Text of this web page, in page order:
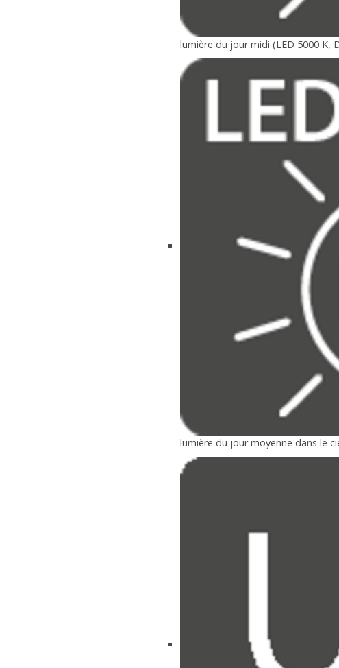
lumière du jour midi (LED 5000 K,
lumière du jour moyenne dans le